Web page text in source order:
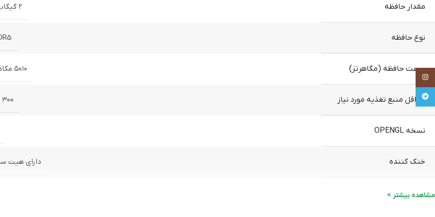
مقدار حافظه ۲ گیگابایت
نوع حافظه
سرعت حافظه (مگاهرتز) ۵۰۱۰ مگاهرتز
حداقل منبع تغذیه مورد نیاز ۳۰۰ وات
نسخه OPENGL
خنک‌ کننده دارای هیت
رزولوشن تصویر
مشاهده بیشتر >
Telegram